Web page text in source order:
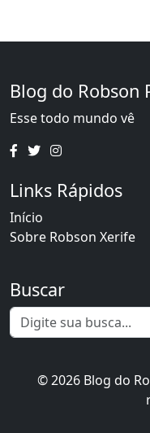
Blog do Robson
Esse todo mundo vê
Links Rápidos
Início
Sobre Robson Xerife
Buscar
© 2026 Blog do